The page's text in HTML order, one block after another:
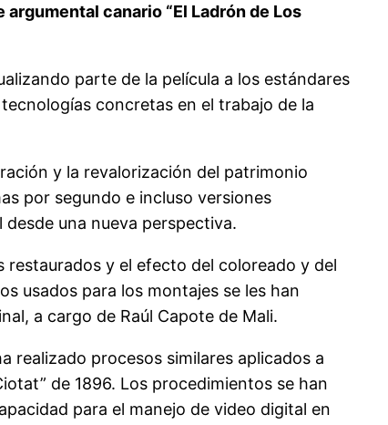
canario “El Ladrón de Los
parte de la película a los estándares
concretas en el trabajo de la
y la revalorización del patrimonio
por segundo e incluso versiones
una nueva perspectiva.
restaurados y el efecto del coloreado y del
usados para los montajes se les han
a cargo de Raúl Capote de Mali.
realizado procesos similares aplicados a
de 1896. Los procedimientos se han
para el manejo de video digital en